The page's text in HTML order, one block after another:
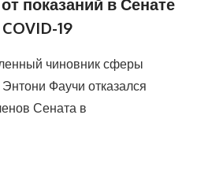
19
чиновник сферы
Фаучи отказался
Сената в